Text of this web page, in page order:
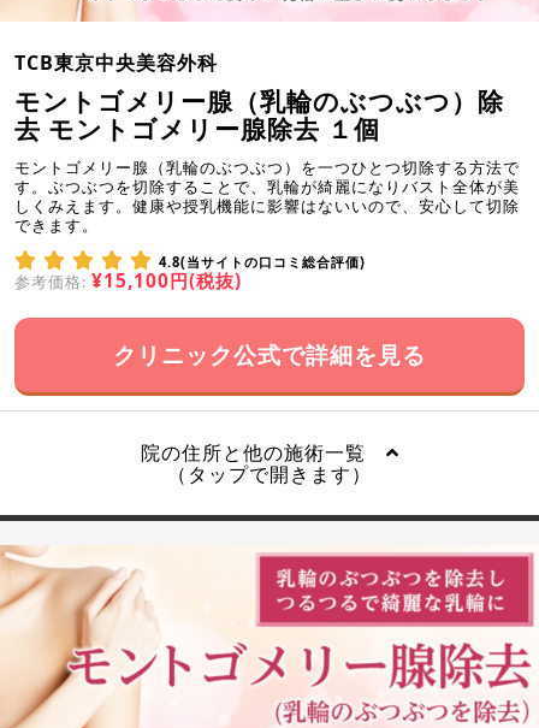
TCB東京中央美容外科
モントゴメリー腺（乳輪のぶつぶつ）除
去 モントゴメリー腺除去 １個
モントゴメリー腺（乳輪のぶつぶつ）を一つひとつ切除する方法で
す。ぶつぶつを切除することで、乳輪が綺麗になりバスト全体が美
しくみえます。健康や授乳機能に影響はないいので、安心して切除
できます。
4.8(当サイトの口コミ総合評価)
参考価格: ¥15,100円(税抜)
クリニック公式で詳細を見る
院の住所と他の施術一覧
（タップで開きます）